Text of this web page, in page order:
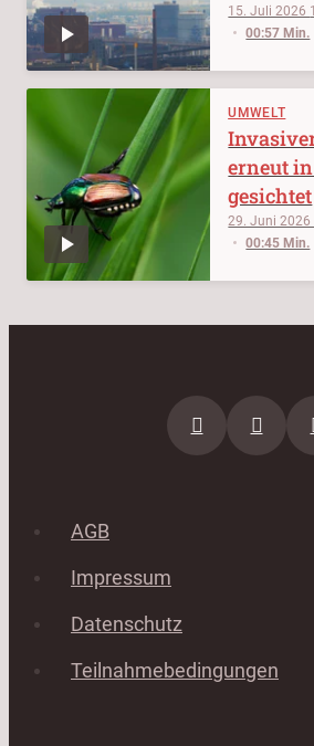
15. Juli 2026
00:57 Min.
UMWELT
29. Juni 2026
00:45 Min.
erneut
gesichtet
AGB
Impressum
Datenschutz
Teilnahmebedingungen